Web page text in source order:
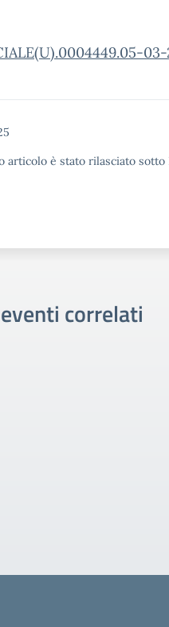
articolo è stato rilasciato
correlati